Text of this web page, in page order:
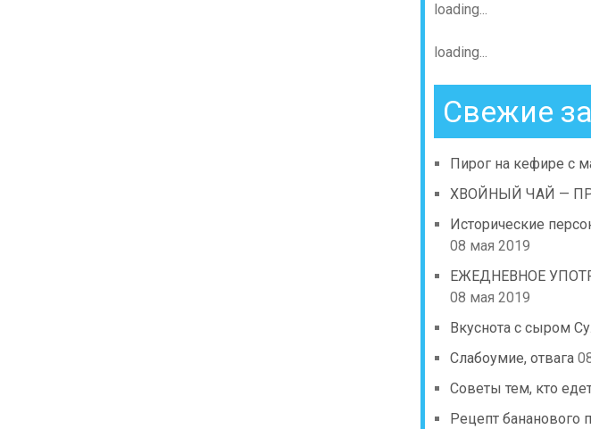
loading...
loading...
Свежие
Пирог на кефире с
ХВОЙНЫЙ ЧАЙ —
Исторические
08 мая 2019
ЕЖЕДНЕВНОЕ
08 мая 2019
Вкуснота с сыром
Слабоумие, отвага
Советы тем, кто
Рецепт бананового